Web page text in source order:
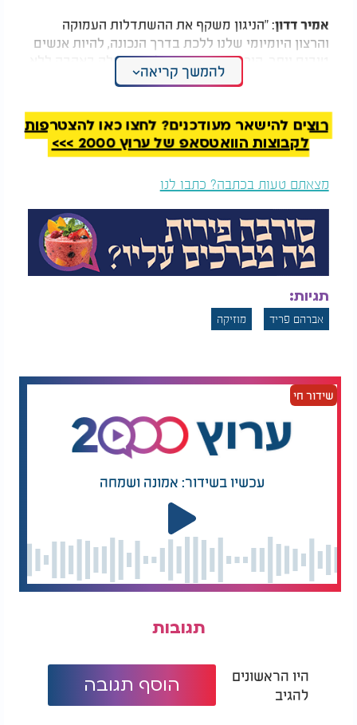
אמיר דדון: "הניגון משקף את ההשתדלות העמוקה
והרצון היומיומי שלנו ללכת בדרך הנכונה, להיות אנשים
טובים יותר, הורים טובים יותר, לתת מחילה באהבה ללא
תנאים, בדיוק כפי שאנחנו מקבלים מהבורא".
האזנה ערבה!
צמאה
להמשך קריאה
רוצים להישאר מעודכנים? לחצו כאן להצטרפות
לקבוצות הוואטסאפ של ערוץ 2000 >>>
מצאתם טעות בכתבה? כתבו לנו
תגיות:
אברהם פריד מוזיקה
שידור חי
עכשיו בשידור: אמונה ושמחה
תגובות
היו הראשונים
להגיב
הוסף תגובה